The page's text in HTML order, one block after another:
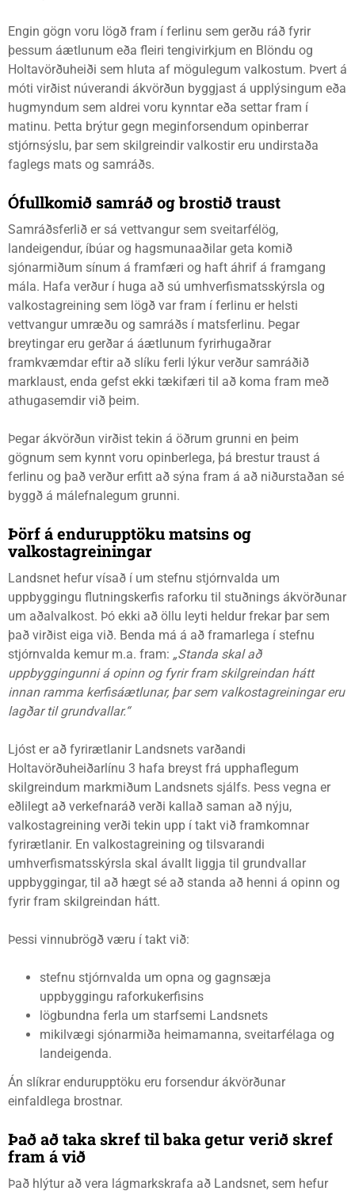
Engin gögn voru lögð fram í ferlinu sem gerðu ráð fyrir
þessum áætlunum eða fleiri tengivirkjum en Blöndu og
Holtavörðuheiði sem hluta af mögulegum valkostum. Þvert á
móti virðist núverandi ákvörðun byggjast á upplýsingum eða
hugmyndum sem aldrei voru kynntar eða settar fram í
matinu. Þetta brýtur gegn meginforsendum opinberrar
stjórnsýslu, þar sem skilgreindir valkostir eru undirstaða
faglegs mats og samráðs.
Ófullkomið samráð og brostið traust
Samráðsferlið er sá vettvangur sem sveitarfélög,
landeigendur, íbúar og hagsmunaaðilar geta komið
sjónarmiðum sínum á framfæri og haft áhrif á framgang
mála. Hafa verður í huga að sú umhverfismatsskýrsla og
valkostagreining sem lögð var fram í ferlinu er helsti
vettvangur umræðu og samráðs í matsferlinu. Þegar
breytingar eru gerðar á áætlunum fyrirhugaðrar
framkvæmdar eftir að slíku ferli lýkur verður samráðið
marklaust, enda gefst ekki tækifæri til að koma fram með
athugasemdir við þeim.
Þegar ákvörðun virðist tekin á öðrum grunni en þeim
gögnum sem kynnt voru opinberlega, þá brestur traust á
ferlinu og það verður erfitt að sýna fram á að niðurstaðan sé
byggð á málefnalegum grunni.
Þörf á endurupptöku matsins og
valkostagreiningar
Landsnet hefur vísað í um stefnu stjórnvalda um
uppbyggingu flutningskerfis raforku til stuðnings ákvörðunar
um aðalvalkost. Þó ekki að öllu leyti heldur frekar þar sem
það virðist eiga við. Benda má á að framarlega í stefnu
stjórnvalda kemur m.a. fram: „Standa skal að
uppbyggingunni á opinn og fyrir fram skilgreindan hátt
innan ramma kerfisáætlunar, þar sem valkostagreiningar eru
lagðar til grundvallar.“
Ljóst er að fyrirætlanir Landsnets varðandi
Holtavörðuheiðarlínu 3 hafa breyst frá upphaflegum
skilgreindum markmiðum Landsnets sjálfs. Þess vegna er
eðlilegt að verkefnaráð verði kallað saman að nýju,
valkostagreining verði tekin upp í takt við framkomnar
fyrirætlanir. En valkostagreining og tilsvarandi
umhverfismatsskýrsla skal ávallt liggja til grundvallar
uppbyggingar, til að hægt sé að standa að henni á opinn og
fyrir fram skilgreindan hátt.
Þessi vinnubrögð væru í takt við:
stefnu stjórnvalda um opna og gagnsæja
uppbyggingu raforkukerfisins
lögbundna ferla um starfsemi Landsnets
mikilvægi sjónarmiða heimamanna, sveitarfélaga og
landeigenda.
Án slíkrar endurupptöku eru forsendur ákvörðunar
einfaldlega brostnar.
Það að taka skref til baka getur verið skref
fram á við
Það hlýtur að vera lágmarkskrafa að Landsnet, sem hefur